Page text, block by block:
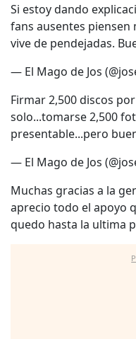
Si estoy dando
fans ausentes
vive de pendejadas.
— El Mago de Jos
Firmar 2,500 discos
solo...tomarse 2,500
presentable...pero
— El Mago de Jos
Muchas gracias a la
aprecio todo el apoyo
quedo hasta la ultima